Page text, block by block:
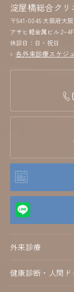
淀屋橋総合クリ
〒541-0045 大阪府大
アサヒ軽金属ビル 2~4F
休診日：日・祝日
各外来診療スケジ
外来診療
健康診断・人間ド